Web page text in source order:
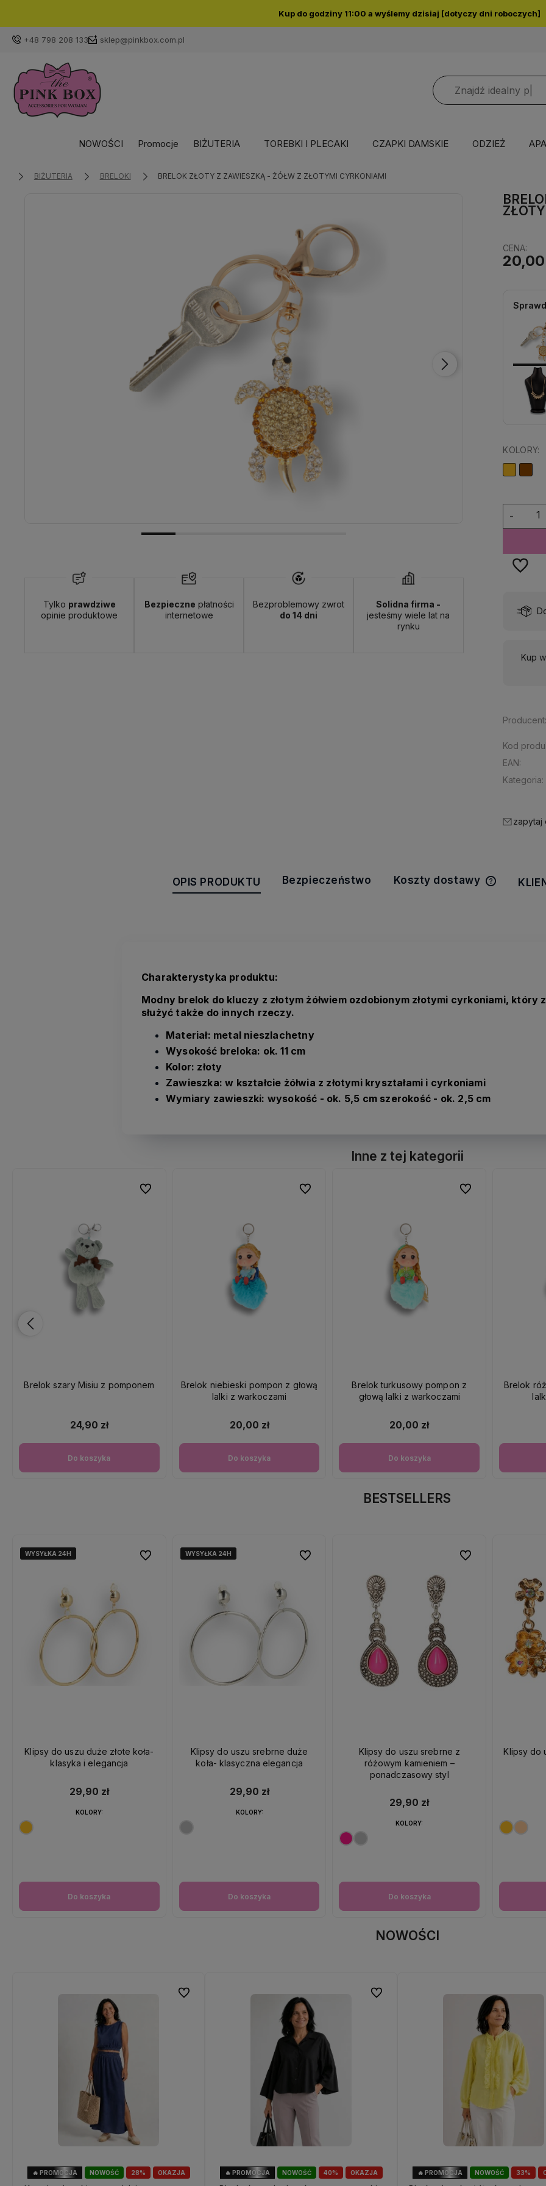
Kup do godziny 11:00 a wyślemy dzisiaj [dotyczy dni roboczych]
+48 798 208 133 sklep@pinkbox.com.pl
NOWOŚCI Promocje BIŻUTERIA TOREBKI I PLECAKI CZAPKI DAMSKIE ODZIEŻ
BIŻUTERIA BRELOKI BRELOK ZŁOTY Z ZAWIESZKĄ - ŻÓŁW Z ZŁOTYMI CYRKONIAMI
Tylko prawdziwe
opinie produktowe
Bezpieczne płatności
internetowe
Bezproblemowy zwrot
do 14 dni
Solidna firma -
jesteśmy wiele lat na
rynku
CENA:
20,00
KOLORY:
-
Wyślemy do Ciebie w: 24 godziny Dostawa: od 13,00 zł - ORLEN Paczka - (punkty odbioru)
Kup
Producent:
Kod
EAN:
Kategoria:
zapytaj
OPIS PRODUKTU Bezpieczeństwo Koszty dostawy
Charakterystyka produktu:
Modny brelok do kluczy z złotym żółwiem ozdobionym złotymi cyrkoniami, który
służyć także do innych rzeczy.
Materiał: metal nieszlachetny
Wysokość breloka: ok. 11 cm
Kolor: złoty
Zawieszka: w kształcie żółwia z złotymi kryształami i cyrkoniami
Wymiary zawieszki: wysokość - ok. 5,5 cm szerokość - ok. 2,5 cm
Inne z tej kategorii
Brelok szary Misiu z pomponem
24,90 zł
Do koszyka
Do ulubionych
Do ulubionych
Brelok niebieski pompon z głową
lalki z warkoczami
20,00 zł
Do koszyka
Do ulubionych
Do ulubionych
Brelok turkusowy pompon z
głową lalki z warkoczami
20,00 zł
Do koszyka
Do ulubionych
Do ulubionych
Brelok
BESTSELLERS
WYSYŁKA 24H
WYSYŁKA 24H
WYSYŁKA 24H
Klipsy do uszu duże złote koła-
klasyka i elegancja
29,90 zł
Do koszyka
KOLORY:
Do ulubionychWYSYŁKA 24H
WYSYŁKA 24H
WYSYŁKA 24H
Klipsy do uszu srebrne duże
koła- klasyczna elegancja
29,90 zł
Do koszyka
KOLORY:
Do ulubionych
Klipsy do uszu srebrne z
różowym kamieniem –
ponadczasowy styl
29,90 zł
Do koszyka
KOLORY:
Do ulubionych
Klipsy do
NOWOŚCI
28%
NOWOŚĆ OKAZJA
🔥 PROMOCJA
Do ulubionych
40%
NOWOŚĆ OKAZJA
🔥 PROMOCJA
Do ulubionych
33%
NOWOŚĆ
🔥 PROMOCJA